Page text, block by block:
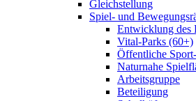
Gleichstellung
Spiel- und
Entwicklung des
Vital-Parks (60+)
Öffentliche
Naturnahe
Arbeitsgruppe
Beteiligung